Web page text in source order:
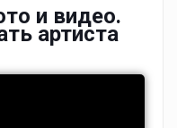
и видео.
артиста